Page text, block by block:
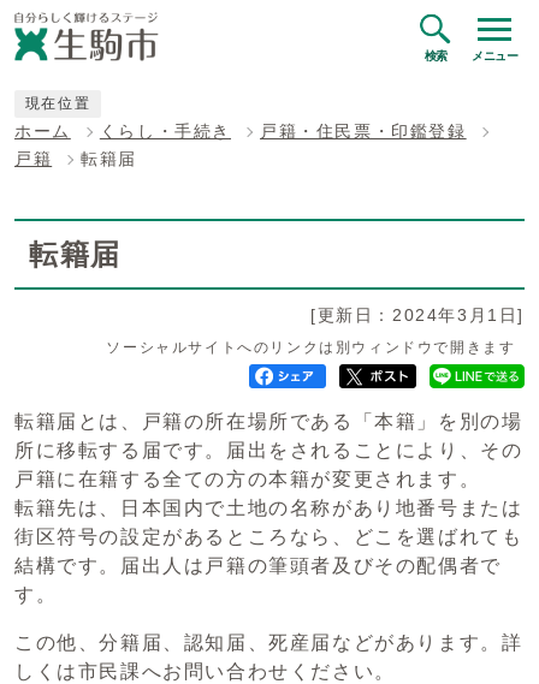
検索 メニュー
現在位置
ホーム くらし・手続き
戸籍・住民票・印鑑登録
戸籍
転籍届
転籍届
[更新日：2024年3月1日]
ソーシャルサイトへのリンクは別ウィンドウで開きます
転籍届とは、戸籍の所在場所である「本籍」を別の場
所に移転する届です。届出をされることにより、その
戸籍に在籍する全ての方の本籍が変更されます。
転籍先は、日本国内で土地の名称があり地番号または
街区符号の設定があるところなら、どこを選ばれても
結構です。届出人は戸籍の筆頭者及びその配偶者で
す。
この他、分籍届、認知届、死産届などがあります。詳
しくは市民課へお問い合わせください。